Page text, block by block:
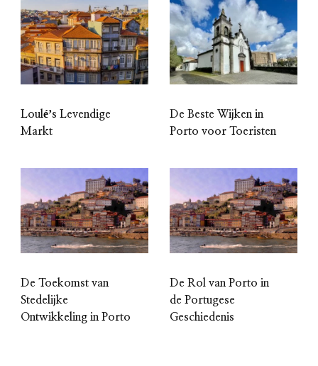
Louléʼs Levendige
Markt
De Beste Wijken in
Porto voor Toeristen
De Toekomst van
Stedelijke
Ontwikkeling in Porto
De Rol van Porto in
de Portugese
Geschiedenis